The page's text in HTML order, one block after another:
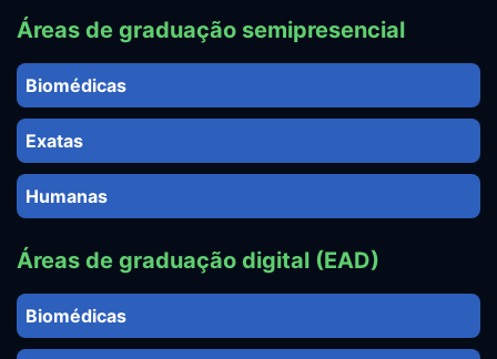
Áreas de graduação semipresencial
Biomédicas
Exatas
Humanas
Áreas de graduação digital (EAD)
Biomédicas